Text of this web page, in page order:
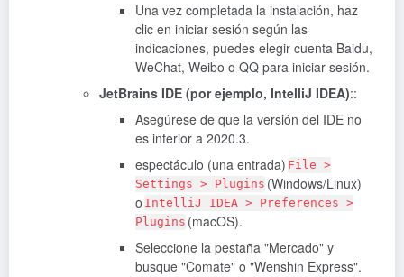
Una vez completada la instalación, haz
clic en iniciar sesión según las
indicaciones, puedes elegir cuenta Baidu,
WeChat, Weibo o QQ para iniciar sesión.
JetBrains IDE (por ejemplo, IntelliJ IDEA)::
Asegúrese de que la versión del IDE no
es inferior a 2020.3.
espectáculo (una entrada) File >
Settings > Plugins (Windows/Linux)
o IntelliJ IDEA > Preferences >
Plugins (macOS).
Seleccione la pestaña "Mercado" y
busque "Comate" o "Wenshin Express".